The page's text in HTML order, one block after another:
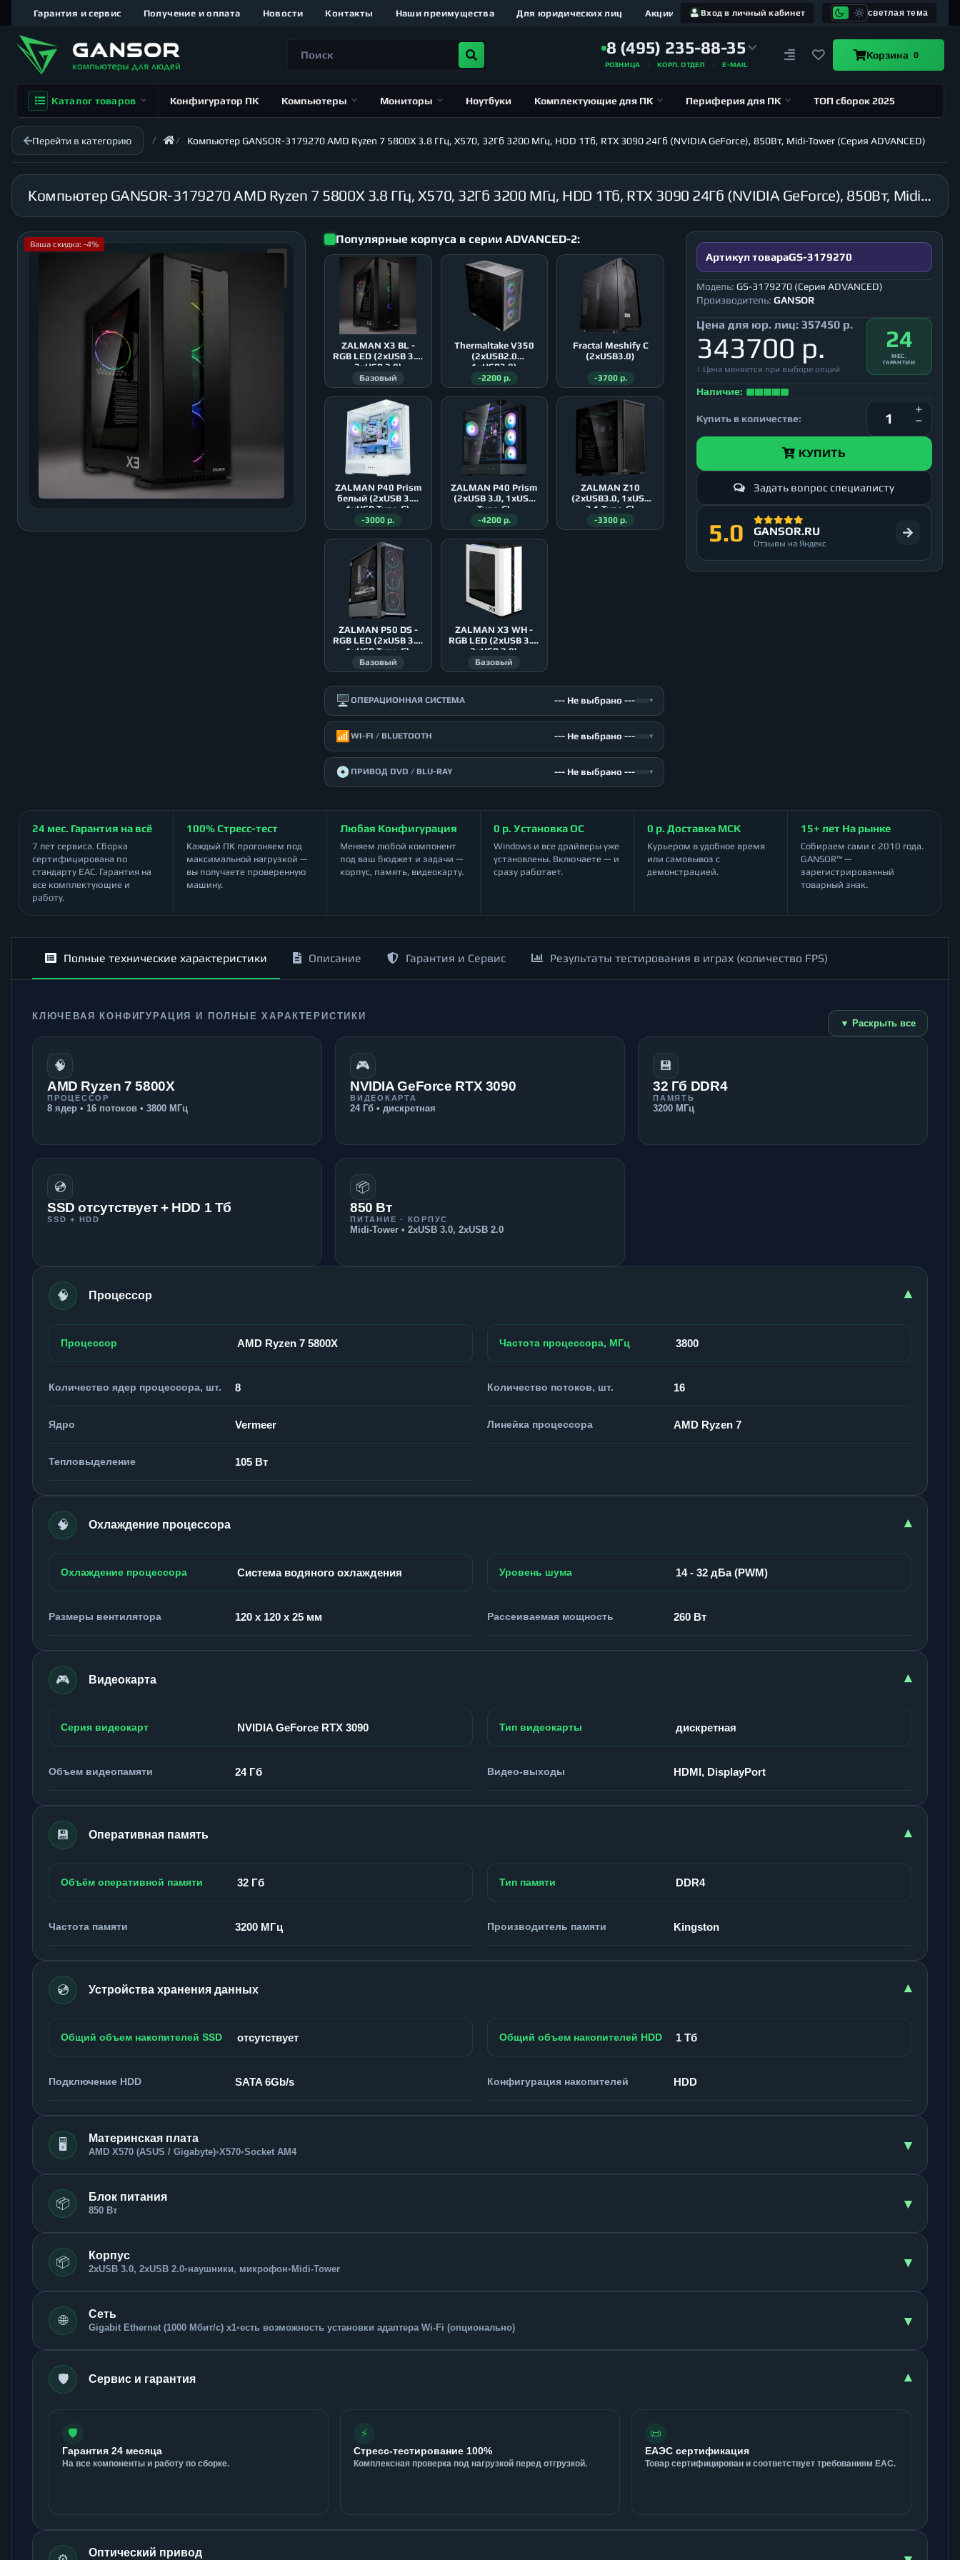
Вход в личный кабинет светлая тема
Гарантия и сервис Получение и оплата Новости Контакты Наши преимущества Для юридических лиц Акции
8 (495) 235-88-35
РОЗНИЦА КОРП. ОТДЕЛ E-MAIL
Корзина 0
Каталог товаров Конфигуратор ПК Компьютеры Мониторы Ноутбуки Комплектующие для ПК Периферия для ПК ТОП сборок 2025
Перейти в категорию Компьютер GANSOR-3179270 AMD Ryzen 7 5800X 3.8 ГГц, X570, 32Гб 3200 МГц, HDD 1Тб, RTX 3090 24Гб (NVIDIA GeForce), 850Вт, Midi-Tower (Серия ADVANCED)
Компьютер GANSOR-3179270 AMD Ryzen 7 5800X 3.8 ГГц, X570, 32Гб 3200 МГц, HDD 1Тб, RTX 3090 24Гб (NVIDIA GeForce), 850Вт, Midi-Tower (Серия ADVANCED)
Ваша скидка: -4% Популярные корпуса в серии ADVANCED-2:
ZALMAN X3 BL -
RGB LED (2xUSB 3.0,
2xUSB 2.0)
Базовый
Thermaltake V350
(2xUSB2.0
1xUSB3.0)
-2200 р.
Fractal Meshify C
(2xUSB3.0)
-3700 р.
ZALMAN P40 Prism
белый (2xUSB 3.0,
1xUSB Type-C)
-3000 р.
ZALMAN P40 Prism
(2xUSB 3.0, 1xUSB
Type-C)
-4200 р.
ZALMAN Z10
(2xUSB3.0, 1xUSB
3.1 Type-C)
-3300 р.
ZALMAN P50 DS -
RGB LED (2xUSB 3.0,
1xUSB Type-C)
Базовый
ZALMAN X3 WH -
RGB LED (2xUSB 3.0,
2xUSB 2.0)
Базовый
🖥️ ОПЕРАЦИОННАЯ СИСТЕМА --- Не выбрано --- ▾
📶 WI-FI / BLUETOOTH --- Не выбрано --- ▾
💿 ПРИВОД DVD / BLU-RAY --- Не выбрано --- ▾
Артикул товараGS-3179270
Модель: GS-3179270 (Серия ADVANCED)
Производитель: GANSOR
Цена для юр. лиц: 357450 р.
343700 р.
↕ Цена меняется при выборе опций
24
МЕС.
ГАРАНТИИ
Наличие:
Купить в количестве:
КУПИТЬ
Задать вопрос специалисту
5.0 GANSOR.RU
Отзывы на Яндекс
24 мес. Гарантия на всё
7 лет сервиса. Сборка
сертифицирована по
стандарту ЕАС. Гарантия на
все комплектующие и
работу.
100% Стресс-тест
Каждый ПК прогоняем под
максимальной нагрузкой —
вы получаете проверенную
машину.
Любая Конфигурация
Меняем любой компонент
под ваш бюджет и задачи —
корпус, память, видеокарту.
0 р. Установка ОС
Windows и все драйверы уже
установлены. Включаете — и
сразу работает.
0 р. Доставка МСК
Курьером в удобное время
или самовывоз с
демонстрацией.
15+ лет На рынке
Собираем сами с 2010 года.
GANSOR™ —
зарегистрированный
товарный знак.
Полные технические характеристики Описание Гарантия и Сервис Результаты тестирования в играх (количество FPS)
КЛЮЧЕВАЯ КОНФИГУРАЦИЯ И ПОЛНЫЕ ХАРАКТЕРИСТИКИ
▼ Раскрыть все
🧠
AMD Ryzen 7 5800X
ПРОЦЕССОР
8 ядер • 16 потоков • 3800 МГц
🎮
NVIDIA GeForce RTX 3090
ВИДЕОКАРТА
24 Гб • дискретная
💾
32 Гб DDR4
ПАМЯТЬ
3200 МГц
💿
SSD отсутствует + HDD 1 Тб
SSD + HDD
📦
850 Вт
ПИТАНИЕ · КОРПУС
Midi-Tower • 2xUSB 3.0, 2xUSB 2.0
🧠 Процессор ▾
Процессор AMD Ryzen 7 5800X Частота процессора, МГц 3800
Количество ядер процессора, шт. 8 Количество потоков, шт. 16
Ядро Vermeer Линейка процессора AMD Ryzen 7
Тепловыделение 105 Вт
🧠 Охлаждение процессора ▾
Охлаждение процессора Система водяного охлаждения Уровень шума 14 - 32 дБа (PWM)
Размеры вентилятора 120 x 120 x 25 мм Рассеиваемая мощность 260 Вт
🎮 Видеокарта ▾
Серия видеокарт NVIDIA GeForce RTX 3090 Тип видеокарты дискретная
Объем видеопамяти 24 Гб Видео-выходы HDMI, DisplayPort
💾 Оперативная память ▾
Объём оперативной памяти 32 Гб Тип памяти DDR4
Частота памяти 3200 МГц Производитель памяти Kingston
💿 Устройства хранения данных ▾
Общий объем накопителей SSD отсутствует Общий объем накопителей HDD 1 Тб
Подключение HDD SATA 6Gb/s Конфигурация накопителей HDD
🖥️ Материнская плата
AMD X570 (ASUS / Gigabyte)•X570•Socket AM4 ▾
📦 Блок питания
850 Вт ▾
📦 Корпус
2xUSB 3.0, 2xUSB 2.0•наушники, микрофон• Midi-Tower ▾
🌐 Сеть
Gigabit Ethernet (1000 Мбит/с) x1•есть возможность установки адаптера Wi-Fi (опционально) ▾
🛡️ Сервис и гарантия ▾
🛡️
Гарантия 24 месяца
На все компоненты и работу по сборке.
⚡
Стресс-тестирование 100%
Комплексная проверка под нагрузкой перед отгрузкой.
📜
ЕАЭС сертификация
Товар сертифицирован и соответствует требованиям ЕАС.
Оптический привод